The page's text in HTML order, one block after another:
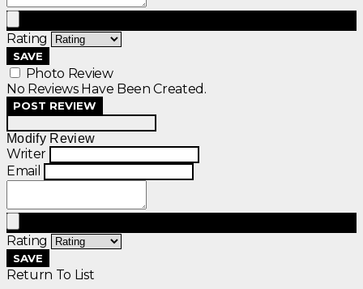
Rating
SAVE
Photo Review
No Reviews Have Been Created.
POST REVIEW
Modify Review
Writer
Email
Rating
SAVE
Return To List